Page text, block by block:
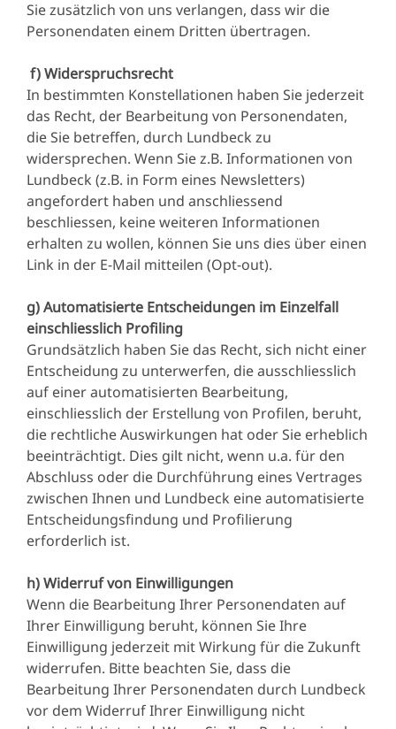
Sie zusätzlich von uns verlangen, dass wir die
Personendaten einem Dritten übertragen.
f) Widerspruchsrecht
In bestimmten Konstellationen haben Sie jederzeit
das Recht, der Bearbeitung von Personendaten,
die Sie betreffen, durch Lundbeck zu
widersprechen. Wenn Sie z.B. Informationen von
Lundbeck (z.B. in Form eines Newsletters)
angefordert haben und anschliessend
beschliessen, keine weiteren Informationen
erhalten zu wollen, können Sie uns dies über einen
Link in der E-Mail mitteilen (Opt-out).
g) Automatisierte Entscheidungen im Einzelfall
einschliesslich Profiling
Grundsätzlich haben Sie das Recht, sich nicht einer
Entscheidung zu unterwerfen, die ausschliesslich
auf einer automatisierten Bearbeitung,
einschliesslich der Erstellung von Profilen, beruht,
die rechtliche Auswirkungen hat oder Sie erheblich
beeinträchtigt. Dies gilt nicht, wenn u.a. für den
Abschluss oder die Durchführung eines Vertrages
zwischen Ihnen und Lundbeck eine automatisierte
Entscheidungsfindung und Profilierung
erforderlich ist.
h) Widerruf von Einwilligungen
Wenn die Bearbeitung Ihrer Personendaten auf
Ihrer Einwilligung beruht, können Sie Ihre
Einwilligung jederzeit mit Wirkung für die Zukunft
widerrufen. Bitte beachten Sie, dass die
Bearbeitung Ihrer Personendaten durch Lundbeck
vor dem Widerruf Ihrer Einwilligung nicht